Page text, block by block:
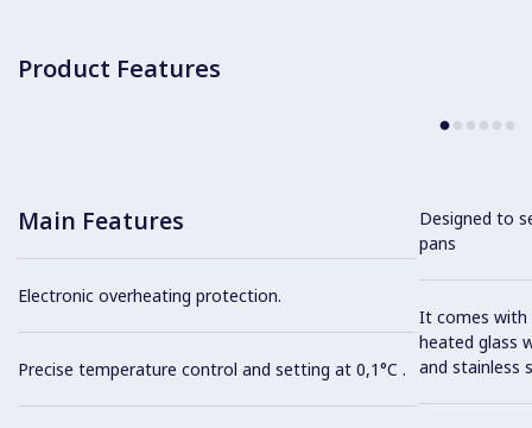
Product Features
Main Features
Electronic overheating protection.
Precise temperature control and setting at 0,1°C .
Designed to
pans
It comes with
heated glass
and stainless